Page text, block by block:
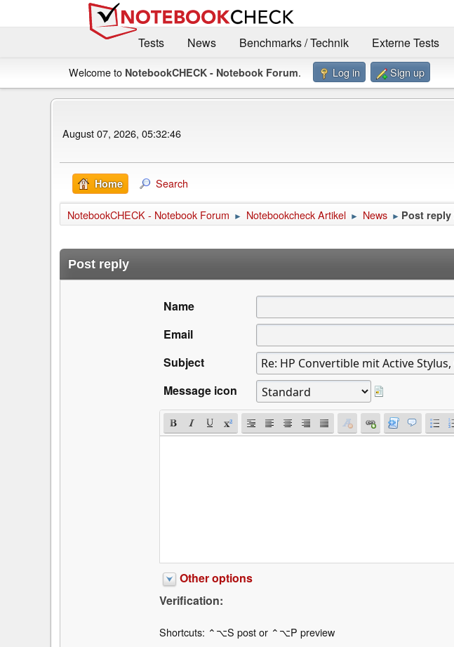
Tests
News Benchmarks / Technik Externe Tests
Welcome to NotebookCHECK - Notebook Forum. Log in Sign up
August 07, 2026, 05:32:46
Home Search
NotebookCHECK - Notebook Forum ► Notebookcheck Artikel ► News ► Post reply
Post reply
Name
Email
Subject
Message icon
Other options
Verification:
Shortcuts: ⌃⌥S post or ⌃⌥P preview